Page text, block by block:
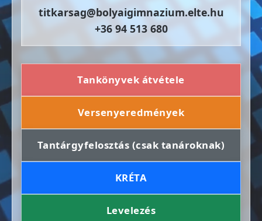
titkarsag@bolyaigimnazium.elte.hu
+36 94 513 680
Tankönyvek átvétele
Versenyeredmények
Tantárgyfelosztás (csak tanároknak)
KRÉTA
Levelezés